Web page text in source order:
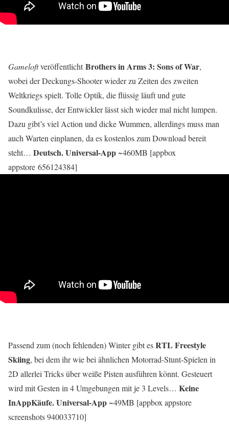
GameloftveröffentlichtBrothers in Arms 3: Sons of War,
wobei der Deckungs-Shooter wieder zu Zeiten des zweiten
Weltkriegs spielt. Tolle Optik, die flüssig läuft und gute
Soundkulisse, der Entwickler lässt sich wieder mal nicht lumpen.
Dazu gibt’s viel Action und dicke Wummen, allerdings muss man
auch Warten einplanen, da es kostenlos zum Download bereit
steht… Deutsch. Universal-App ~460MB [appbox
appstore 656124384]
Passend zum (noch fehlenden) Winter gibt esRTL Freestyle
Skiing, bei dem ihr wie bei ähnlichen Motorrad-Stunt-Spielen in
2D allerlei Tricks über weiße Pisten ausführen könnt. Gesteuert
wird mit Gesten in 4 Umgebungen mit je 3 Levels… Keine
InAppKäufe. Universal-App ~49MB [appbox appstore
screenshots 940033710]